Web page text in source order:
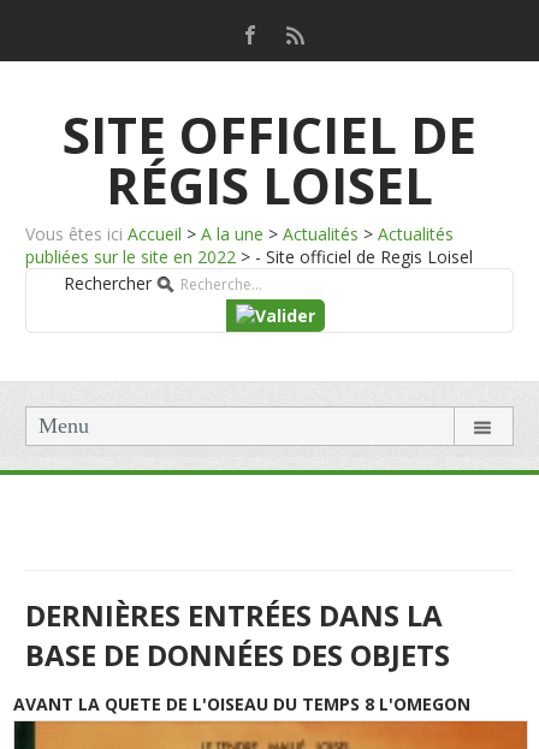
SITE OFFICIEL DE
RÉGIS LOISEL
Vous êtes ici Accueil > A la une > Actualités > Actualités
publiées sur le site en 2022 > - Site officiel de Regis Loisel
Rechercher
Menu
DERNIÈRES ENTRÉES DANS LA
BASE DE DONNÉES DES OBJETS
AVANT LA QUETE DE L'OISEAU DU TEMPS 8 L'OMEGON